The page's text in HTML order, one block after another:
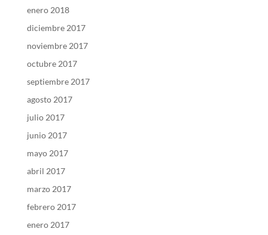
enero 2018
diciembre 2017
noviembre 2017
octubre 2017
septiembre 2017
agosto 2017
julio 2017
junio 2017
mayo 2017
abril 2017
marzo 2017
febrero 2017
enero 2017